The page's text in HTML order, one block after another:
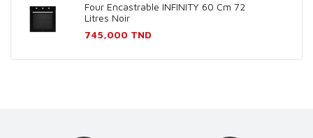
Four Encastrable INFINITY 60 Cm 72
Litres Noir
Prix
745,000 TND